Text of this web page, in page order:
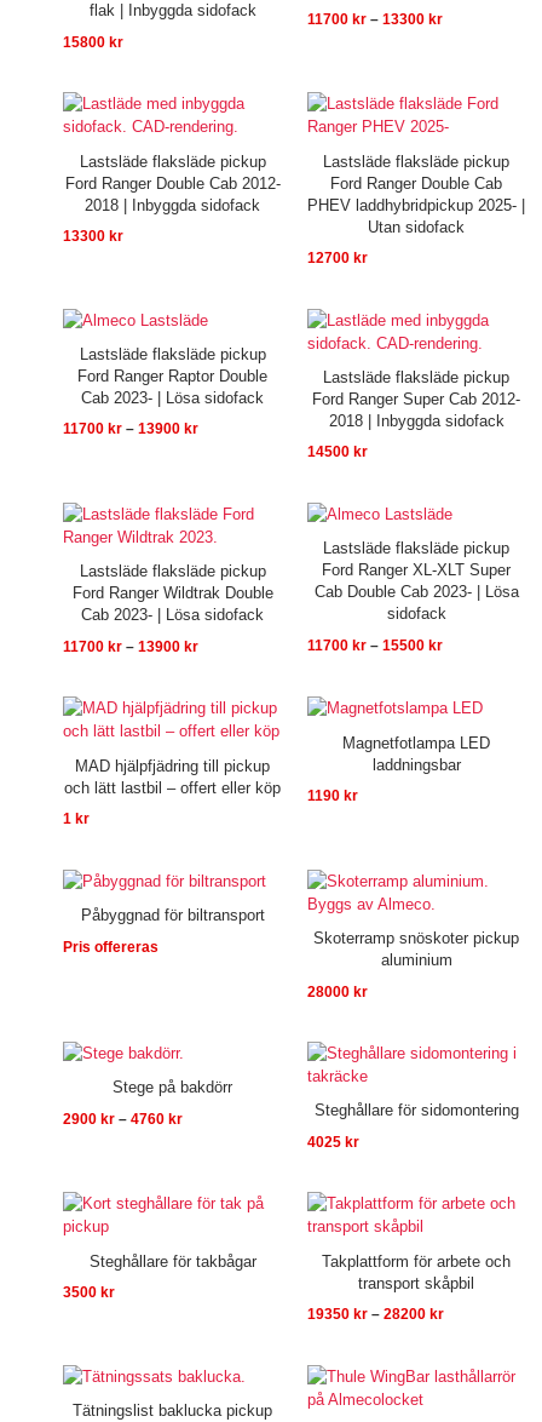
flak | Inbyggda sidofack
15800 kr
11700 kr – 13300 kr
Lastsläde flaksläde pickup
Ford Ranger Double Cab 2012-
2018 | Inbyggda sidofack
13300 kr
Lastsläde flaksläde pickup
Ford Ranger Double Cab
PHEV laddhybridpickup 2025- |
Utan sidofack
12700 kr
Lastsläde flaksläde pickup
Ford Ranger Raptor Double
Cab 2023- | Lösa sidofack
11700 kr – 13900 kr
Prisintervall:
till
13900 kr
Lastsläde flaksläde pickup
Ford Ranger Super Cab 2012-
2018 | Inbyggda sidofack
14500 kr
Lastsläde flaksläde pickup
Ford Ranger Wildtrak Double
Cab 2023- | Lösa sidofack
11700 kr – 13900 kr
Prisintervall:
11700 kr
till
13900 kr
Lastsläde flaksläde pickup
Ford Ranger XL-XLT Super
Cab Double Cab 2023- | Lösa
sidofack
11700 kr – 15500 kr
Prisintervall:
till
15500 kr
MAD hjälpfjädring till pickup
och lätt lastbil – offert eller köp
1 kr
Magnetfotlampa LED
laddningsbar
1190 kr
Påbyggnad för biltransport
Pris offereras
Skoterramp snöskoter pickup
aluminium
28000 kr
Stege på bakdörr
2900 kr – 4760 kr
till
Steghållare för sidomontering
4025 kr
Steghållare för takbågar
3500 kr
Takplattform för arbete och
transport skåpbil
19350 kr – 28200 kr
Prisintervall:
28200 kr
Tätningslist baklucka pickup
Prisintervall:
till